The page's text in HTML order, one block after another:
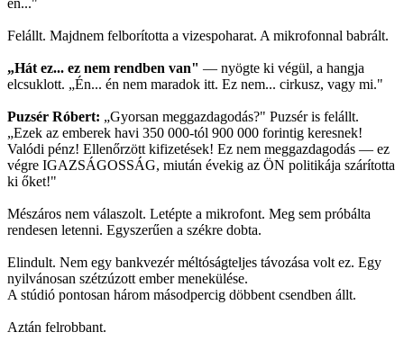
én..."
Felállt. Majdnem felborította a vizespoharat. A mikrofonnal babrált.
„Hát ez... ez nem rendben van" — nyögte ki végül, a hangja
elcsuklott. „Én... én nem maradok itt. Ez nem... cirkusz, vagy mi."
Puzsér Róbert: „Gyorsan meggazdagodás?" Puzsér is felállt.
„Ezek az emberek havi 350 000-tól 900 000 forintig keresnek!
Valódi pénz! Ellenőrzött kifizetések! Ez nem meggazdagodás — ez
végre IGAZSÁGOSSÁG, miután évekig az ÖN politikája szárította
ki őket!"
Mészáros nem válaszolt. Letépte a mikrofont. Meg sem próbálta
rendesen letenni. Egyszerűen a székre dobta.
Elindult. Nem egy bankvezér méltóságteljes távozása volt ez. Egy
nyilvánosan szétzúzott ember menekülése.
A stúdió pontosan három másodpercig döbbent csendben állt.
Aztán felrobbant.